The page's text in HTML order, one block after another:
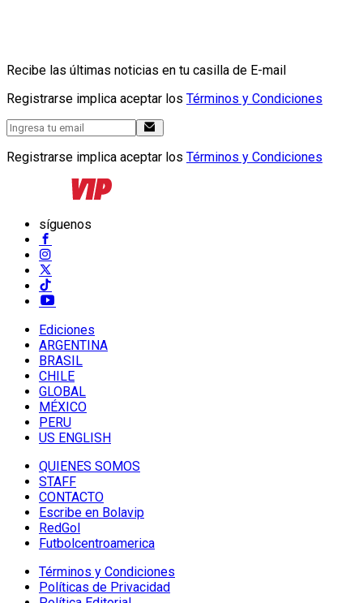
Recibe las últimas noticias en tu casilla de E-mail
Registrarse implica aceptar los Términos y Condiciones
Registrarse implica aceptar los Términos y Condiciones
síguenos
Ediciones
ARGENTINA
BRASIL
CHILE
GLOBAL
MÉXICO
PERU
US ENGLISH
QUIENES SOMOS
STAFF
CONTACTO
Escribe en Bolavip
RedGol
Futbolcentroamerica
Términos y Condiciones
Políticas de Privacidad